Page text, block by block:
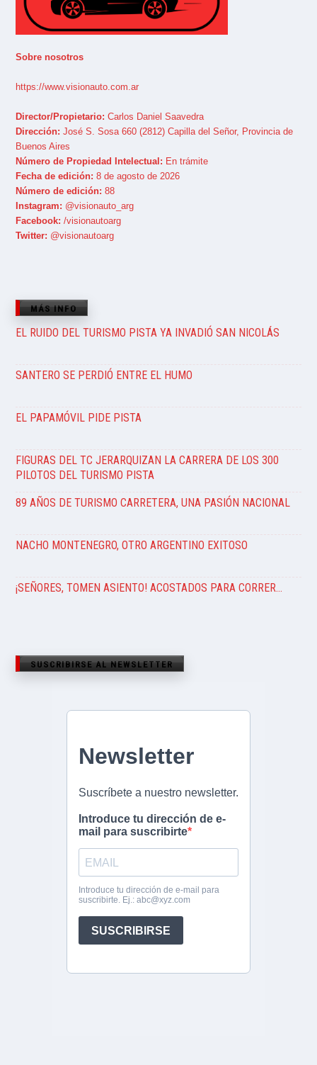
Sobre nosotros
https://www.visionauto.com.ar
Director/Propietario: Carlos Daniel Saavedra
Dirección: José S. Sosa 660 (2812) Capilla del Señor, Provincia de
Buenos Aires
Número de Propiedad Intelectual: En trámite
Fecha de edición: 8 de agosto de 2026
Número de edición: 88
Instagram: @visionauto_arg
Facebook: /visionautoarg
Twitter: @visionautoarg
MÁS INFO
EL RUIDO DEL TURISMO PISTA YA INVADIÓ SAN NICOLÁS
SANTERO SE PERDIÓ ENTRE EL HUMO
EL PAPAMÓVIL PIDE PISTA
FIGURAS DEL TC JERARQUIZAN LA CARRERA DE LOS 300
PILOTOS DEL TURISMO PISTA
89 AÑOS DE TURISMO CARRETERA, UNA PASIÓN NACIONAL
NACHO MONTENEGRO, OTRO ARGENTINO EXITOSO
¡SEÑORES, TOMEN ASIENTO! ACOSTADOS PARA CORRER…
SUSCRIBIRSE AL NEWSLETTER